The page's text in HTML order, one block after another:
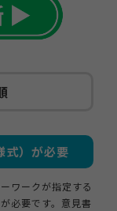
式）が必要
ワークが指定する
必要です。意見書